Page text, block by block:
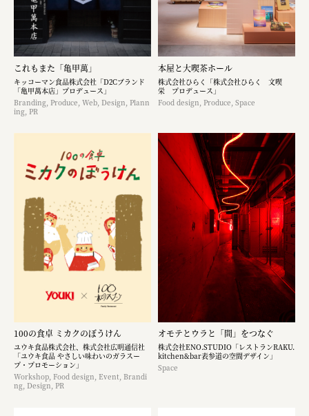
これもまた「亀甲萬」
キッコーマン食品株式会社「D2Cブランド
「亀甲萬本店」プロデュース」
Branding, Produce, Web, Design, Plann
ing, PR
本屋と大喫茶ホール
株式会社ひらく「株式会社ひらく 文喫
栄 プロデュース」
Food design, Produce, Space
100の食卓 ミカクのぼうけん
ユウキ食品株式会社、株式会社広明通信社
「ユウキ食品 やさしい味わいのガラスー
プ・プロモーション」
Workshop, Food design, Event, Brandi
ng, Design, PR
オモテとウラと「間」をつなぐ
株式会社ENO.STUDIO「レストランRAKU.
kitchen&bar表参道の空間デザイン」
Space